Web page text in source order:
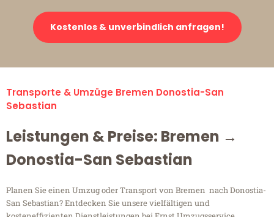
Kostenlos & unverbindlich anfragen!
Transporte & Umzüge Bremen Donostia-San
Sebastian
Leistungen & Preise: Bremen →
Donostia-San Sebastian
Planen Sie einen Umzug oder Transport von Bremen nach Donostia-
San Sebastian? Entdecken Sie unsere vielfältigen und